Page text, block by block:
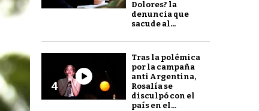
Dolores? la
denuncia que
sacude al...
4
Tras la polémica
por la campaña
anti Argentina,
Rosalía se
disculpó con el
país en el...